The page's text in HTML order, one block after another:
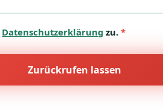
Datenschutzerklärung zu.*
Zurückrufen lassen